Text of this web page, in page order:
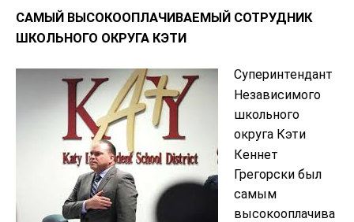
САМЫЙ ВЫСОКООПЛАЧИВАЕМЫЙ СОТРУДНИК
ШКОЛЬНОГО ОКРУГА КЭТИ
Суперинтендант
Независимого
школьного
округа Кэти
Кеннет
Грегорски был
самым
высокооплачива